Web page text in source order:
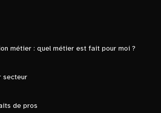
métier : quel métier est fait pour moi ?
secteur
de pros